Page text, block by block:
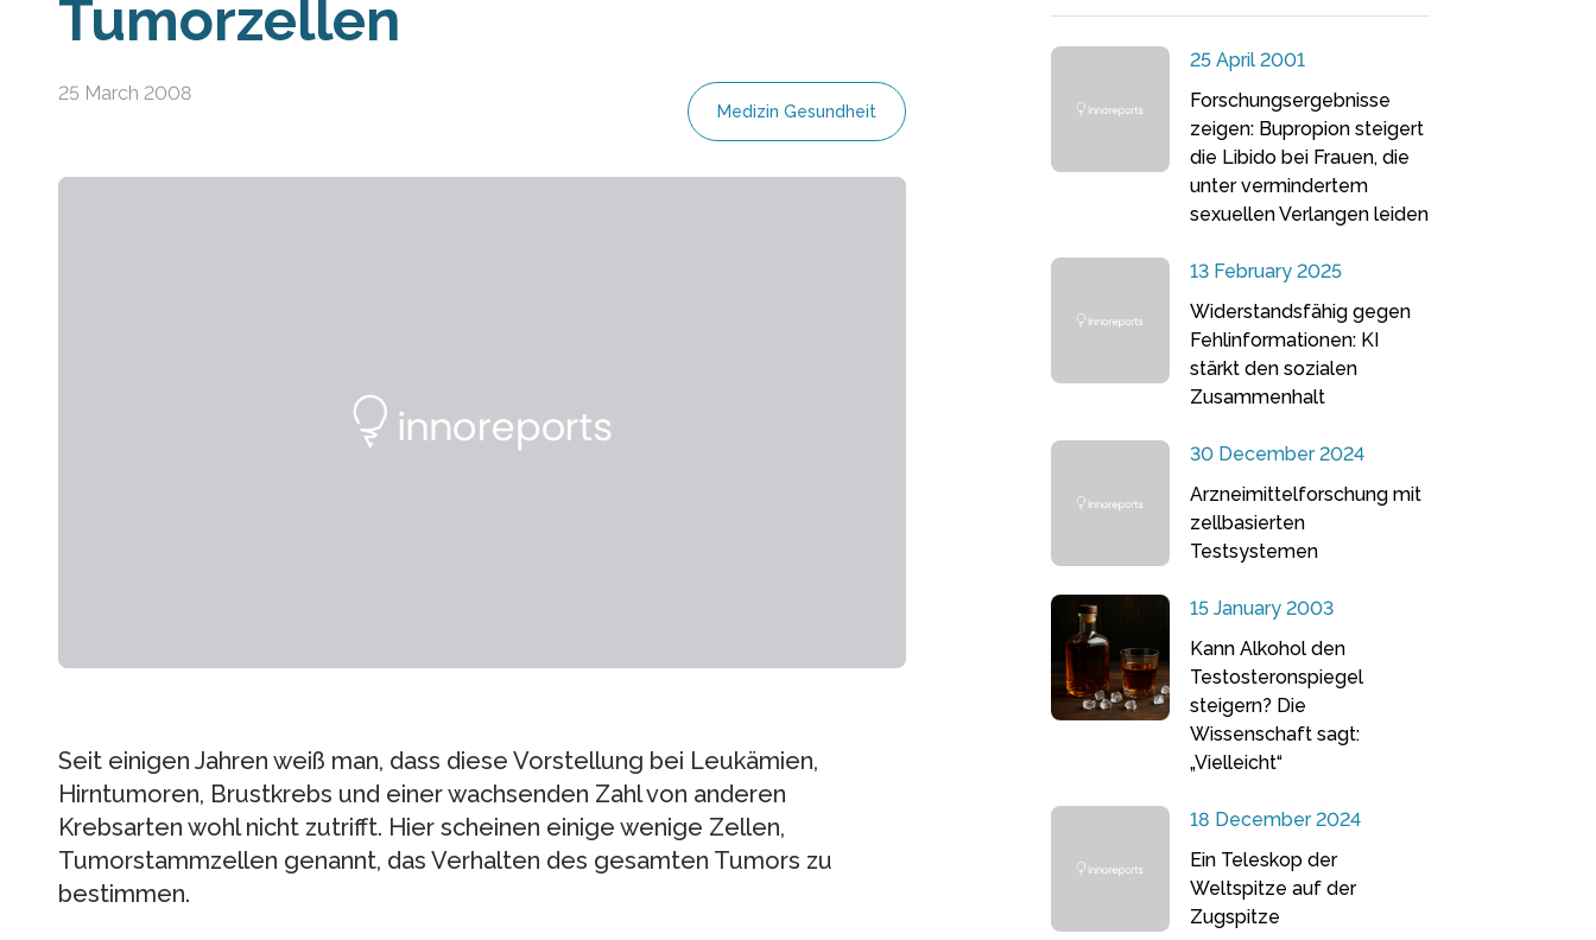
Tumorzellen
25 March 2008
Medizin Gesundheit
Seit einigen Jahren weiß man, dass diese Vorstellung bei Leukämien,
Hirntumoren, Brustkrebs und einer wachsenden Zahl von anderen
Krebsarten wohl nicht zutrifft. Hier scheinen einige wenige Zellen,
Tumorstammzellen genannt, das Verhalten des gesamten Tumors zu
bestimmen.
25 April 2001
Forschungsergebnisse
zeigen: Bupropion steigert
die Libido bei Frauen, die
unter vermindertem
sexuellen Verlangen leiden
13 February 2025
Widerstandsfähig gegen
Fehlinformationen: KI
stärkt den sozialen
Zusammenhalt
30 December 2024
Arzneimittelforschung mit
zellbasierten
Testsystemen
15 January 2003
Kann Alkohol den
Testosteronspiegel
steigern? Die
Wissenschaft sagt:
„Vielleicht“
18 December 2024
Ein Teleskop der
Weltspitze auf der
Zugspitze